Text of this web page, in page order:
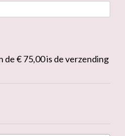
de € 75,00 is de verzending